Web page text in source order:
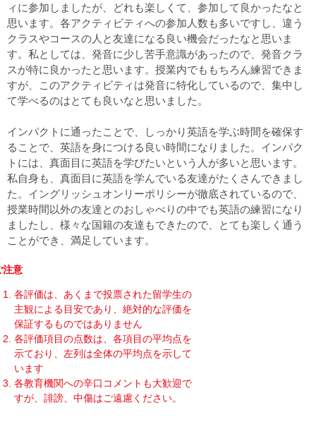
ィに参加しましたが、どれも楽しくて、参加して良かったなと
思います。各アクティビティへの参加人数も多いですし、違う
クラスやコースの人と友達になる良い機会だったなと思いま
す。私としては、発音に少し苦手意識があったので、発音クラ
スが特に良かったと思います。授業内でももちろん練習できま
すが、このアクティビティは発音に特化しているので、集中し
て学べるのはとても良いなと思いました。
インパクトに通ったことで、しっかり英語を学ぶ時間を確保す
ることで、英語を身につける良い時間になりました。インパク
トには、真面目に英語を学びたいという人が多いと思います。
私自身も、真面目に英語を学んでいる友達がたくさんできまし
た。イングリッシュオンリーポリシーが徹底されているので、
授業時間以外の友達とのおしゃべりの中でも英語の練習になり
ましたし、様々な国籍の友達もできたので、とても楽しく通う
ことができ、満足しています。
注意
各評価は、あくまで投票された留学生の
主観による目安であり、絶対的な評価を
保証するものではありません
各評価項目の点数は、各項目の平均点を
示ており、左列は全体の平均点を示して
います
各教育機関への辛口コメントも大歓迎で
すが、誹謗、中傷はご遠慮ください。